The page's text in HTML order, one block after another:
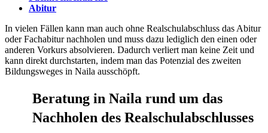
Abitur
In vielen Fällen kann man auch ohne Realschulabschluss das Abitur
oder Fachabitur nachholen und muss dazu lediglich den einen oder
anderen Vorkurs absolvieren. Dadurch verliert man keine Zeit und
kann direkt durchstarten, indem man das Potenzial des zweiten
Bildungsweges in Naila ausschöpft.
Beratung in Naila rund um das
Nachholen des Realschulabschlusses